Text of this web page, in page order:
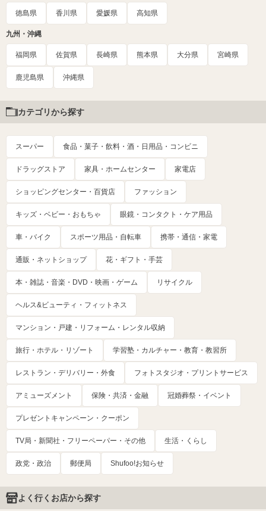
徳島県 香川県 愛媛県 高知県
九州・沖縄
福岡県 佐賀県 長崎県 熊本県 大分県 宮崎県
鹿児島県 沖縄県
カテゴリから探す
スーパー 食品・菓子・飲料・酒・日用品・コンビニ
ドラッグストア 家具・ホームセンター 家電店
ショッピングセンター・百貨店 ファッション
キッズ・ベビー・おもちゃ 眼鏡・コンタクト・ケア用品
車・バイク スポーツ用品・自転車 携帯・通信・家電
通販・ネットショップ 花・ギフト・手芸
本・雑誌・音楽・DVD・映画・ゲーム リサイクル
ヘルス&ビューティ・フィットネス
マンション・戸建・リフォーム・レンタル収納
旅行・ホテル・リゾート 学習塾・カルチャー・教育・教習所
レストラン・デリバリー・外食 フォトスタジオ・プリントサービス
アミューズメント 保険・共済・金融 冠婚葬祭・イベント
プレゼントキャンペーン・クーポン
TV局・新聞社・フリーペーパー・その他 生活・くらし
政党・政治 郵便局 Shufoo!お知らせ
よく行くお店から探す